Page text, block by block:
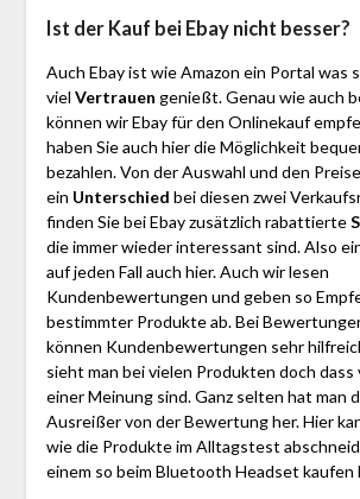
Ist der Kauf bei Ebay nicht besser?
Auch Ebay ist wie Amazon ein Portal was
viel Vertrauen genießt. Genau wie auch
können wir Ebay für den Onlinekauf
haben Sie auch hier die Möglichkeit
bezahlen. Von der Auswahl und den
ein Unterschied bei diesen zwei
finden Sie bei Ebay zusätzlich rabattierte
die immer wieder interessant sind. Also
auf jeden Fall auch hier. Auch wir lesen
Kundenbewertungen und geben so
bestimmter Produkte ab. Bei
können Kundenbewertungen sehr
sieht man bei vielen Produkten doch dass
einer Meinung sind. Ganz selten hat man
Ausreißer von der Bewertung her. Hier
wie die Produkte im Alltagstest
einem so beim Bluetooth Headset kaufen